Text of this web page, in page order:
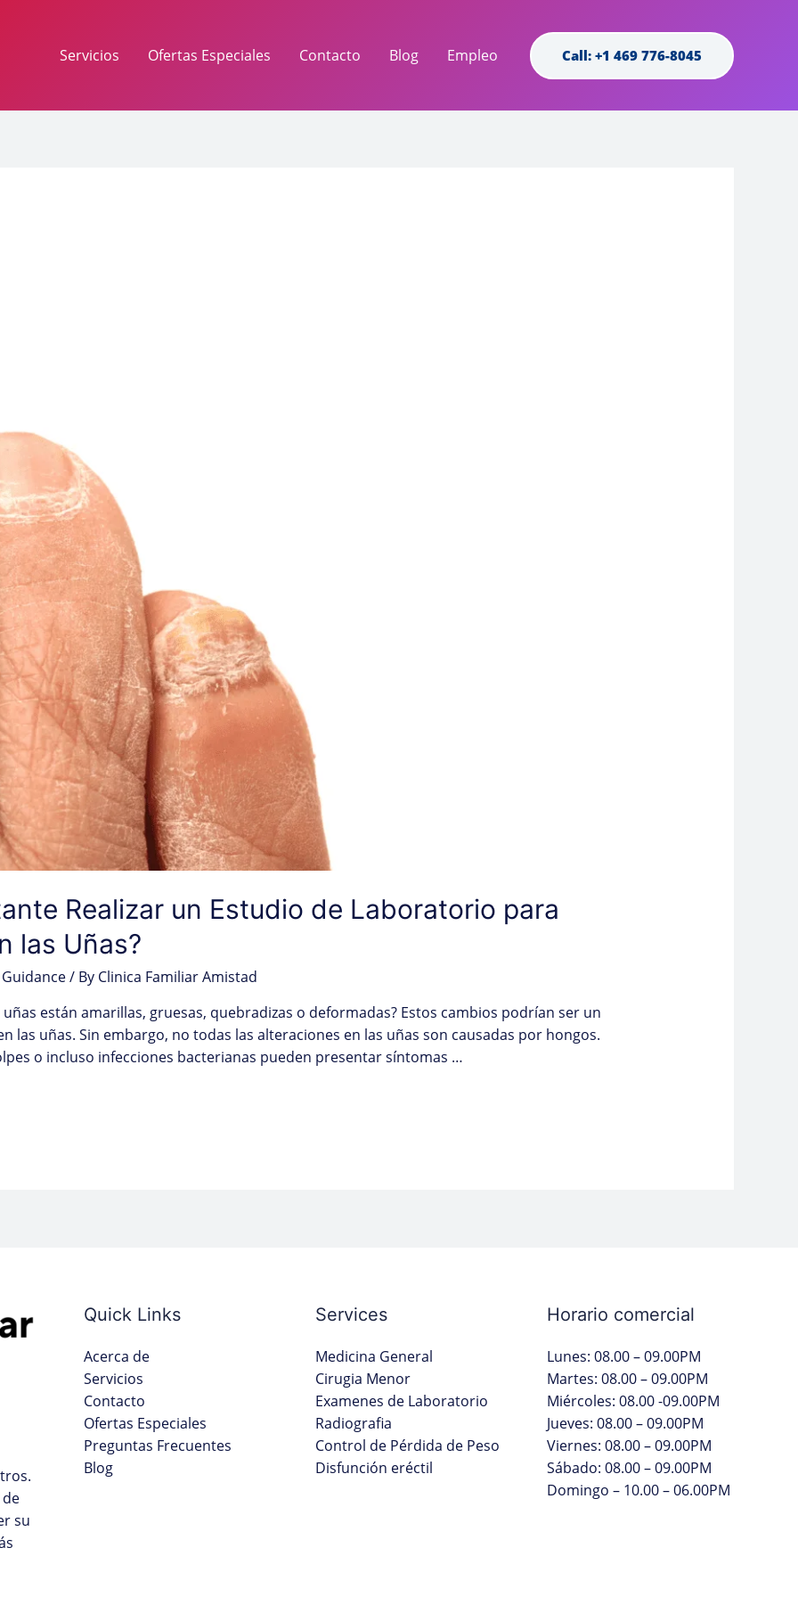
Servicios Ofertas Especiales Contacto Blog Empleo Call: +1 469 776-8045
Realizar un Estudio de Laboratorio para
las Uñas?
/ By Clinica Familiar Amistad
están amarillas, gruesas, quebradizas o deformadas? Estos cambios podrían ser un
las uñas. Sin embargo, no todas las alteraciones en las uñas son causadas por hongos.
o incluso infecciones bacterianas pueden presentar síntomas …
su
Quick Links
Acerca de
Servicios
Contacto
Ofertas Especiales
Preguntas Frecuentes
Blog
Services
Medicina General
Cirugia Menor
Examenes de Laboratorio
Radiografia
Control de Pérdida de Peso
Disfunción eréctil
Horario comercial
Lunes: 08.00 – 09.00PM
Martes: 08.00 – 09.00PM
Miércoles: 08.00 -09.00PM
Jueves: 08.00 – 09.00PM
Viernes: 08.00 – 09.00PM
Sábado: 08.00 – 09.00PM
Domingo – 10.00 – 06.00PM